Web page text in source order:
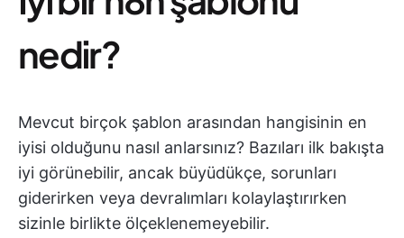
nedir?
Mevcut birçok şablon arasından hangisinin en
iyisi olduğunu nasıl anlarsınız? Bazıları ilk bakışta
iyi görünebilir, ancak büyüdükçe, sorunları
giderirken veya devralımları kolaylaştırırken
sizinle birlikte ölçeklenemeyebilir.